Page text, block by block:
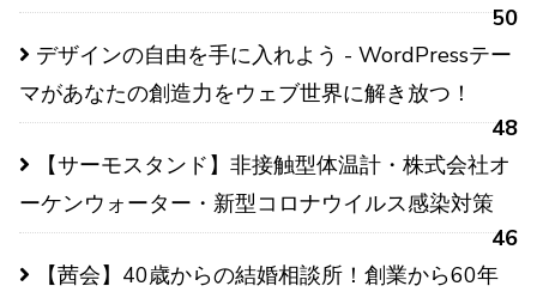
50
デザインの自由を手に入れよう - WordPressテー
マがあなたの創造力をウェブ世界に解き放つ！
48
【サーモスタンド】非接触型体温計・株式会社オ
ーケンウォーター・新型コロナウイルス感染対策
46
【茜会】40歳からの結婚相談所！創業から60年